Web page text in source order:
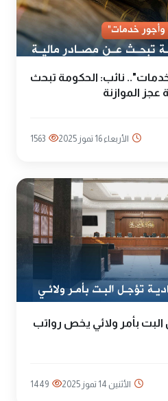
نائب: الحكومة تبحث
الموازنة
الأربعاء 16 تموز 2025 1563
البت بأمر ولائي يخص رواتب
الأثنين 14 تموز 2025 1449